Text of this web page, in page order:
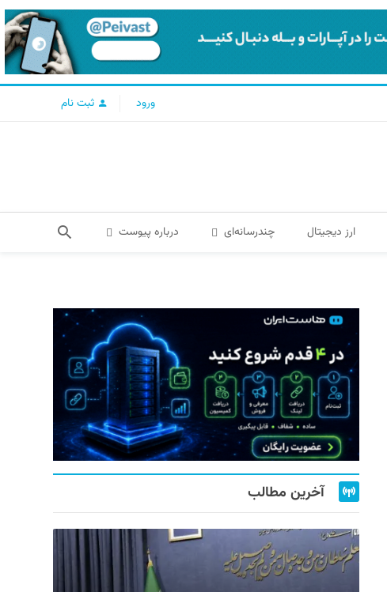
ورود ثبت نام
ارز دیجیتال چندرسانه‌ای درباره پیوست
آخرین مطالب